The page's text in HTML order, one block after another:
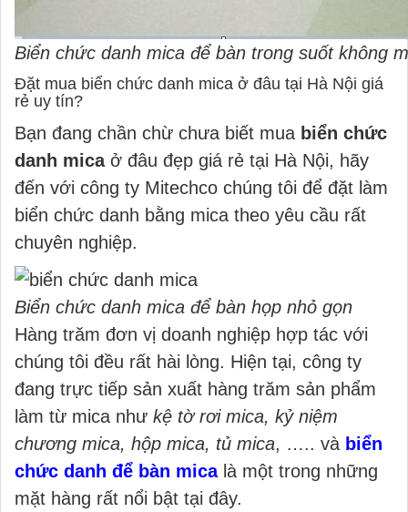
Biển chức danh mica để bàn trong suốt không
Đặt mua biển chức danh mica ở đâu tại Hà Nội giá
rẻ uy tín?
Bạn đang chần chừ chưa biết mua biển chức
danh micaở đâu đẹp giá rẻ tại Hà Nội, hãy
đến với công ty Mitechco chúng tôi để đặt làm
biển chức danh bằng mica theo yêu cầu rất
chuyên nghiệp.
Biển chức danh mica để bàn họp nhỏ gọn
Hàng trăm đơn vị doanh nghiệp hợp tác với
chúng tôi đều rất hài lòng. Hiện tại, công ty
đang trực tiếp sản xuất hàng trăm sản phẩm
làm từ mica như kệ tờ rơi mica, kỷ niệm
chương mica, hộp mica, tủ mica, ….. và biển
chức danh để bàn micalà một trong những
mặt hàng rất nổi bật tại đây.